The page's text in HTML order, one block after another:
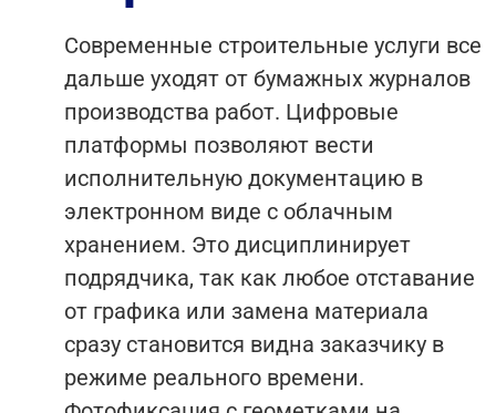
Современные строительные услуги все
дальше уходят от бумажных журналов
производства работ. Цифровые
платформы позволяют вести
исполнительную документацию в
электронном виде с облачным
хранением. Это дисциплинирует
подрядчика, так как любое отставание
от графика или замена материала
сразу становится видна заказчику в
режиме реального времени.